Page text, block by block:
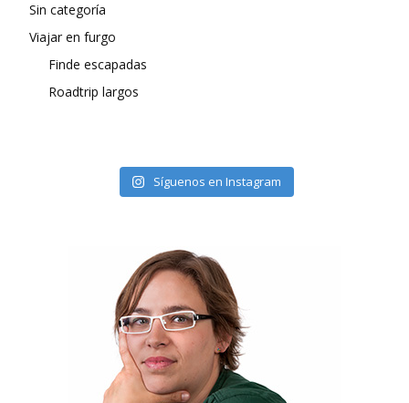
Sin categoría
Viajar en furgo
Finde escapadas
Roadtrip largos
Síguenos en Instagram